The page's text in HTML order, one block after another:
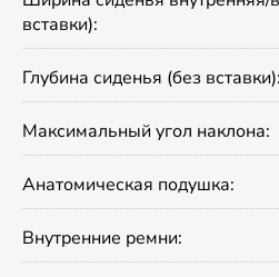
вставки):
Глубина сиденья (без вставки):
Максимальный угол наклона:
Анатомическая подушка:
Внутренние ремни: